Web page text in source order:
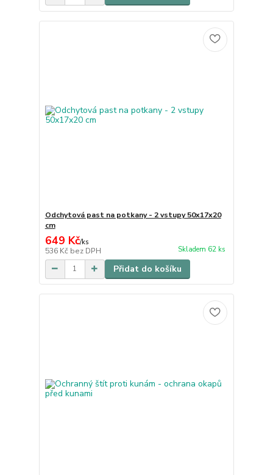
Odchytová past na potkany - 2 vstupy 50x17x20
cm
649 Kč/ks
536 Kč bez DPH Skladem 62 ks
Přidat do košíku